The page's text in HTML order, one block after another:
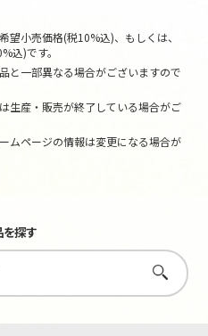
小売価格(税10%込)、もしくは、
込)です。
と一部異なる場合がございますので
生産・販売が終了している場合がご
ムページの情報は変更になる場合が
探す
さがす